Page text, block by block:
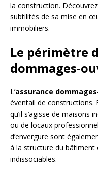
la construction.
subtilités de sa mise en
immobiliers.
Le périmètre
dommages-
L’assurance
éventail de constructions.
qu’il s’agisse de maisons
ou de locaux
d’envergure sont
à la structure du bâtiment
indissociables.